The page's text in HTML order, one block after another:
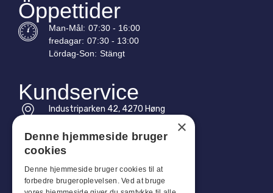
Öppettider
Man-Mål: 07:30 - 16:00
fredagar: 07:30 - 13:00
Lördag-Son: Stängt
Kundservice
Industriparken 42, 4270 Høng
Tel: +45 4396 4122
E-post: vb@viggobendz.dk
×
Denne hjemmeside bruger
cookies
Denne hjemmeside bruger cookies til at
forbedre brugeroplevelsen. Ved at bruge